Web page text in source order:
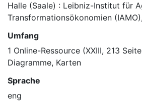
Halle (Saale) : Leibniz-Institut für
Transformationsökonomien
Umfang
1 Online-Ressource (XXIII, 213
Diagramme, Karten
Sprache
eng